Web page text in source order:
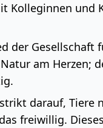
Kolleginnen
der
am Herzen;
darauf,
freiwillig.